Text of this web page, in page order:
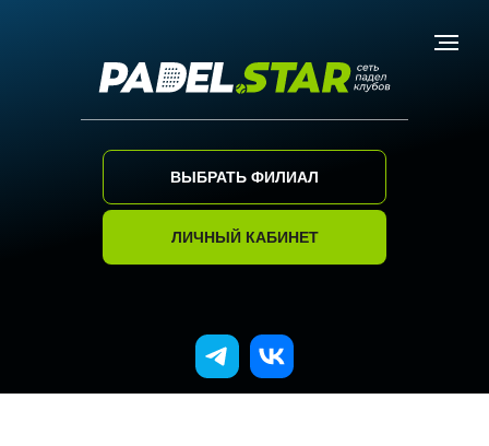
ВЫБРАТЬ ФИЛИАЛ
ЛИЧНЫЙ КАБИНЕТ